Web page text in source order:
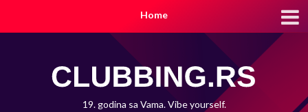
Home
19. godina sa Vama. Vibe yourself.